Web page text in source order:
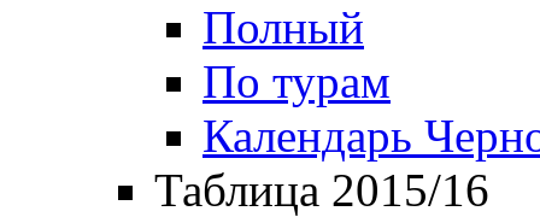
Полный
По турам
Календарь
Таблица 2015/16